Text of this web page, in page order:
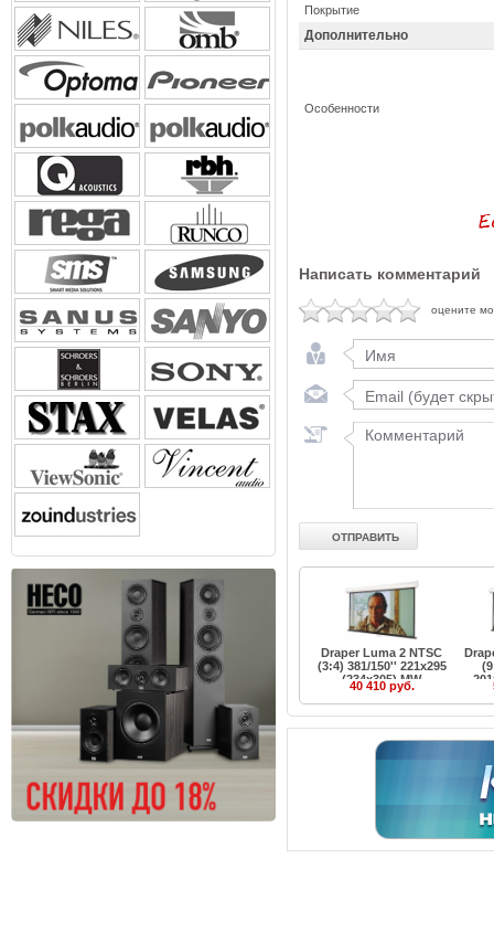
Покрытие
Дополнительно
Особенности
Написать комментарий
оцените
Draper Luma 2 NTSC
(3:4) 381/150'' 221x295
(234x305) MW
40 410 руб.